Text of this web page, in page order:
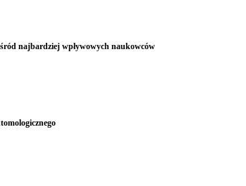
najbardziej wpływowych naukowców